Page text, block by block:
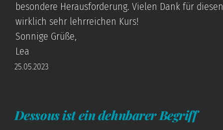
besondere Herausforderung. Vielen Dank für diesen
wirklich sehr lehrreichen Kurs!
Sonnige Grüße,
Lea
25.05.2023
Dessous ist ein dehnbarer Begriff